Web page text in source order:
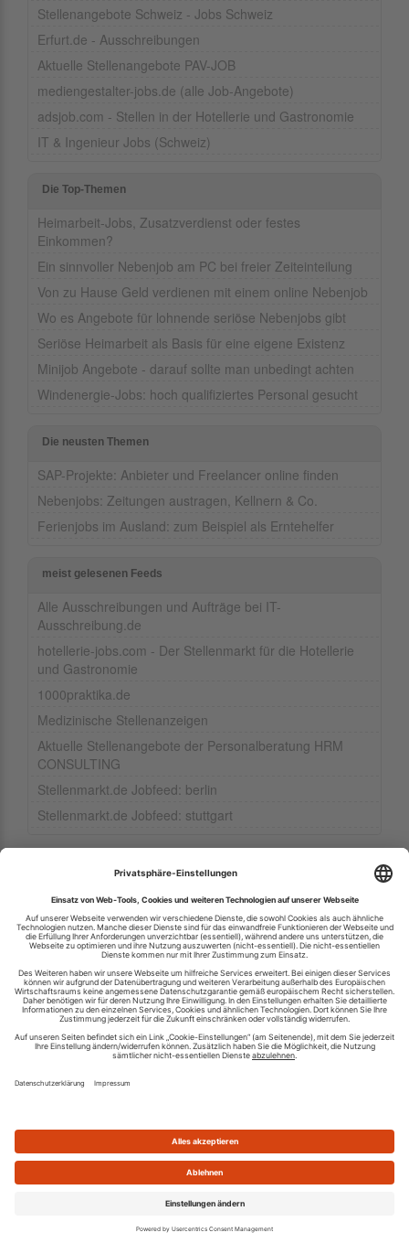
Stellenangebote Schweiz - Jobs Schweiz
Erfurt.de - Ausschreibungen
Aktuelle Stellenangebote PAV-JOB
mediengestalter-jobs.de (alle Job-Angebote)
adsjob.com - Stellen in der Hotellerie und Gastronomie
IT & Ingenieur Jobs (Schweiz)
Die Top-Themen
Heimarbeit-Jobs, Zusatzverdienst oder festes
Einkommen?
Ein sinnvoller Nebenjob am PC bei freier Zeiteinteilung
Von zu Hause Geld verdienen mit einem online Nebenjob
Wo es Angebote für lohnende seriöse Nebenjobs gibt
Seriöse Heimarbeit als Basis für eine eigene Existenz
Minijob Angebote - darauf sollte man unbedingt achten
Windenergie-Jobs: hoch qualifiziertes Personal gesucht
Die neusten Themen
SAP-Projekte: Anbieter und Freelancer online finden
Nebenjobs: Zeitungen austragen, Kellnern & Co.
Ferienjobs im Ausland: zum Beispiel als Erntehelfer
meist gelesenen Feeds
Alle Ausschreibungen und Aufträge bei IT-
Ausschreibung.de
hotellerie-jobs.com - Der Stellenmarkt für die Hotellerie
und Gastronomie
1000praktika.de
Medizinische Stellenanzeigen
Aktuelle Stellenangebote der Personalberatung HRM
CONSULTING
Stellenmarkt.de Jobfeed: berlin
Stellenmarkt.de Jobfeed: stuttgart
Ihren RSS-Feed veröffentlichen
RSS-Verzeichnis.de © 2003-2026
Impressum
Kontakt
Datenschutzinformation
Cookie-Einstellungen
Was ist ein RSS Feed?
Die besten RSS Reader
101-200|200-300